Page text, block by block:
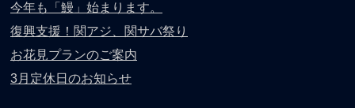
今年も「鰻」始まります。
復興支援！関アジ、関サバ祭り
お花見プランのご案内
3月定休日のお知らせ